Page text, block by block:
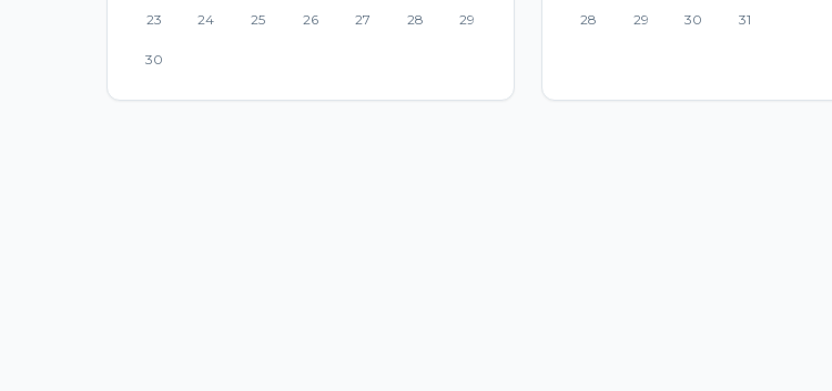
23 24 25 26 27 28 29
30
28 29 30 31